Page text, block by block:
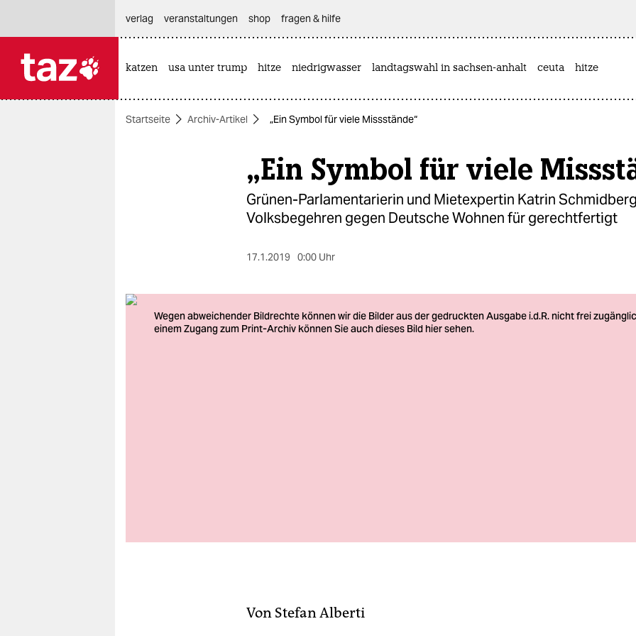
themen
berlin
verlag
veranstaltungen shop fragen & hilfe
katzen usa unter trump hitze niedrigwasser landtagswahl in sachsen-anhalt ceuta hitze
Startseite Archiv-Artikel „Ein Symbol für viele Missstände“
„Ein Symbol für viele
Grünen-Parlamentarierin und Mietexpertin Katrin
Volksbegehren gegen Deutsche Wohnen für gerechtfertigt
17.1.2019 0:00 Uhr
Von Stefan Alberti